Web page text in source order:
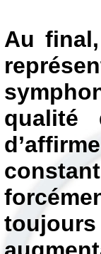
Au
qualité